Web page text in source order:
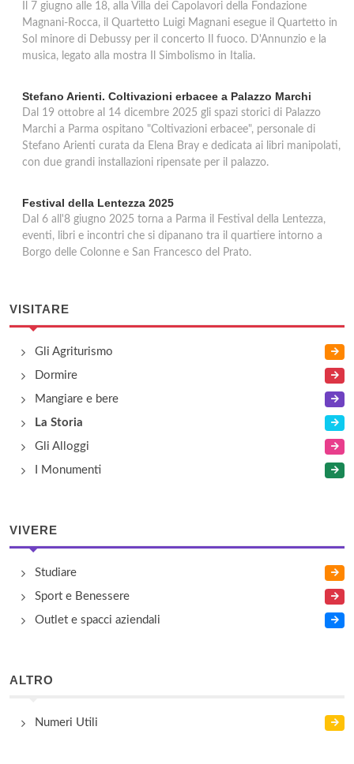
Il 7 giugno alle 18, alla Villa dei Capolavori della Fondazione
Magnani-Rocca, il Quartetto Luigi Magnani esegue il Quartetto in
Sol minore di Debussy per il concerto Il fuoco. D'Annunzio e la
musica, legato alla mostra Il Simbolismo in Italia.
Stefano Arienti. Coltivazioni erbacee a Palazzo Marchi
Dal 19 ottobre al 14 dicembre 2025 gli spazi storici di Palazzo
Marchi a Parma ospitano "Coltivazioni erbacee", personale di
Stefano Arienti curata da Elena Bray e dedicata ai libri manipolati,
con due grandi installazioni ripensate per il palazzo.
Festival della Lentezza 2025
Dal 6 all'8 giugno 2025 torna a Parma il Festival della Lentezza,
eventi, libri e incontri che si dipanano tra il quartiere intorno a
Borgo delle Colonne e San Francesco del Prato.
VISITARE
Gli Agriturismo
Dormire
Mangiare e bere
La Storia
Gli Alloggi
I Monumenti
VIVERE
Studiare
Sport e Benessere
Outlet e spacci aziendali
ALTRO
Numeri Utili